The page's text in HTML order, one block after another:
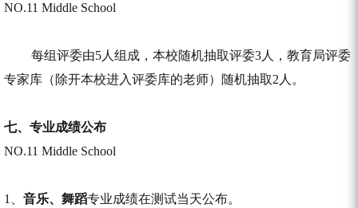
NO.11 Middle School
每组评委由5人组成，本校随机抽取评委3人，教育局评委
专家库（除开本校进入评委库的老师）随机抽取2人。
七、 专业成绩公布
NO.11 Middle School
1、 音乐、舞蹈专业成绩在测试当天公布。